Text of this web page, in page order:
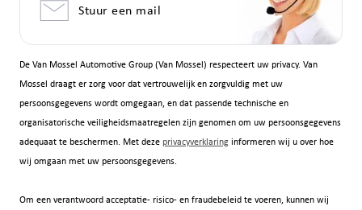
De Van Mossel Automotive Group (Van Mossel) respecteert uw privacy. Van
Mossel draagt er zorg voor dat vertrouwelijk en zorgvuldig met uw
persoonsgegevens wordt omgegaan, en dat passende technische en
organisatorische veiligheidsmaatregelen zijn genomen om uw persoonsgegevens
adequaat te beschermen. Met deze privacyverklaringinformeren wij u over hoe
wij omgaan met uw persoonsgegevens.
Om een verantwoord acceptatie- risico- en fraudebeleid te voeren, kunnen wij
Stuur een mail